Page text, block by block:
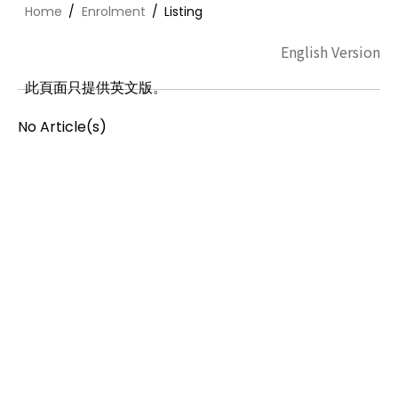
Home Enrolment Listing
English Version
此頁面只提供英文版。
No Article(s)